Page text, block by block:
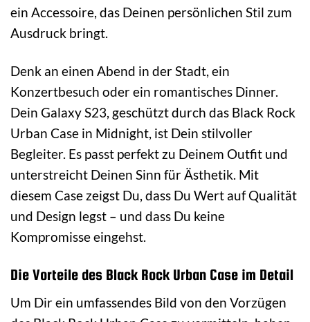
ein Accessoire, das Deinen persönlichen Stil zum
Ausdruck bringt.
Denk an einen Abend in der Stadt, ein
Konzertbesuch oder ein romantisches Dinner.
Dein Galaxy S23, geschützt durch das Black Rock
Urban Case in Midnight, ist Dein stilvoller
Begleiter. Es passt perfekt zu Deinem Outfit und
unterstreicht Deinen Sinn für Ästhetik. Mit
diesem Case zeigst Du, dass Du Wert auf Qualität
und Design legst – und dass Du keine
Kompromisse eingehst.
Die Vorteile des Black Rock Urban Case im Detail
Um Dir ein umfassendes Bild von den Vorzügen